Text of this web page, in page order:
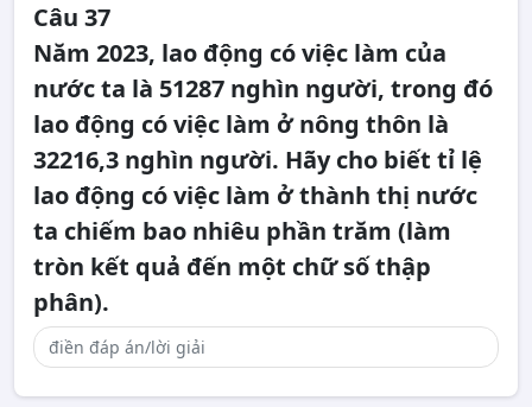
Câu 37
Năm 2023, lao động có việc làm của
nước ta là 51287 nghìn người, trong đó
lao động có việc làm ở nông thôn là
32216,3 nghìn người. Hãy cho biết tỉ lệ
lao động có việc làm ở thành thị nước
ta chiếm bao nhiêu phần trăm (làm
tròn kết quả đến một chữ số thập
phân).